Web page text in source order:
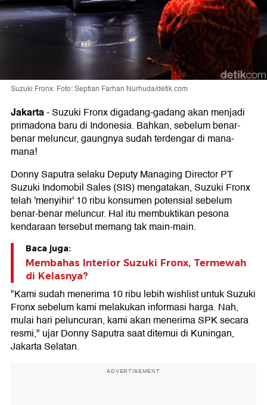
Suzuki Fronx. Foto: Septian Farhan Nurhuda/detik.com
Jakarta-Suzuki Fronx digadang-gadang akan menjadi
primadona baru di Indonesia. Bahkan, sebelum benar-
benar meluncur, gaungnya sudah terdengar di mana-
mana!
Donny Saputra selaku Deputy Managing Director PT
Suzuki Indomobil Sales (SIS) mengatakan, Suzuki Fronx
telah 'menyihir' 10 ribu konsumen potensial sebelum
benar-benar meluncur. Hal itu membuktikan pesona
kendaraan tersebut memang tak main-main.
Baca juga:
Membahas Interior Suzuki Fronx, Termewah
di Kelasnya?
"Kami sudah menerima 10 ribu lebih wishlist untuk Suzuki
Fronx sebelum kami melakukan informasi harga. Nah,
mulai hari peluncuran, kami akan menerima SPK secara
resmi," ujar Donny Saputra saat ditemui di Kuningan,
Jakarta Selatan.
ADVERTISEMENT